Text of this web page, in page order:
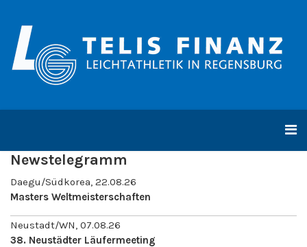
Newstelegramm
Daegu/Südkorea, 22.08.26
Masters Weltmeisterschaften
Neustadt/WN, 07.08.26
38. Neustädter Läufermeeting